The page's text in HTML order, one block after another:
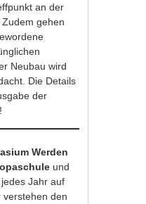
an der
gehen
Neubau wird
Die Details
der
Werden
und
Jahr auf
verstehen den